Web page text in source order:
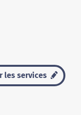
les services